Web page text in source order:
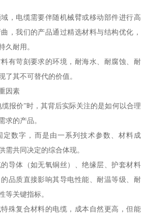
，电缆需要伴随机械臂或移动部件进行高
，我们的产品通过精选材料与结构优化，
久耐用。
有苛刻要求的环境，耐海水、耐腐蚀、耐
了其不可替代的价值。
因素
报价”时，其背后实际关注的是如何以合理
求的产品。
定数字，而是由一系列技术参数、材料成
需共同决定的综合体现。
导体（如无氧铜丝）、绝缘层、护套材料
的品质直接影响其导电性能、耐温等级、耐
等关键指标。
殊复合材料的电缆，成本自然更高，但能